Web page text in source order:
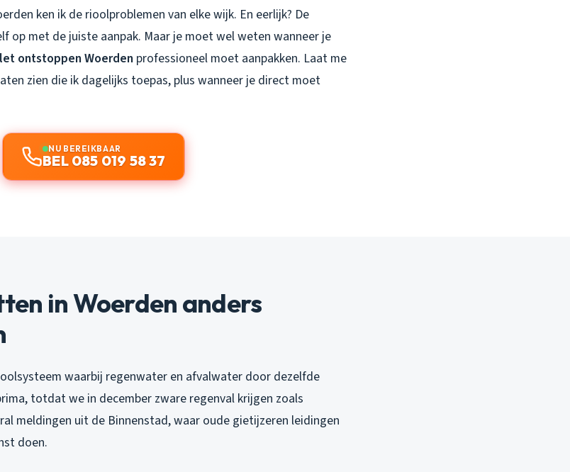
ken ik de rioolproblemen van elke wijk. En eerlijk? De
op met de juiste aanpak. Maar je moet wel weten wanneer je
ontstoppen Woerden professioneel moet aanpakken. Laat me
zien die ik dagelijks toepas, plus wanneer je direct moet
NU BEREIKBAAR
BEL 085 019 58 37
in Woerden anders
waarbij regenwater en afvalwater door dezelfde
totdat we in december zware regenval krijgen zoals
meldingen uit de Binnenstad, waar oude gietijzeren leidingen
doen.